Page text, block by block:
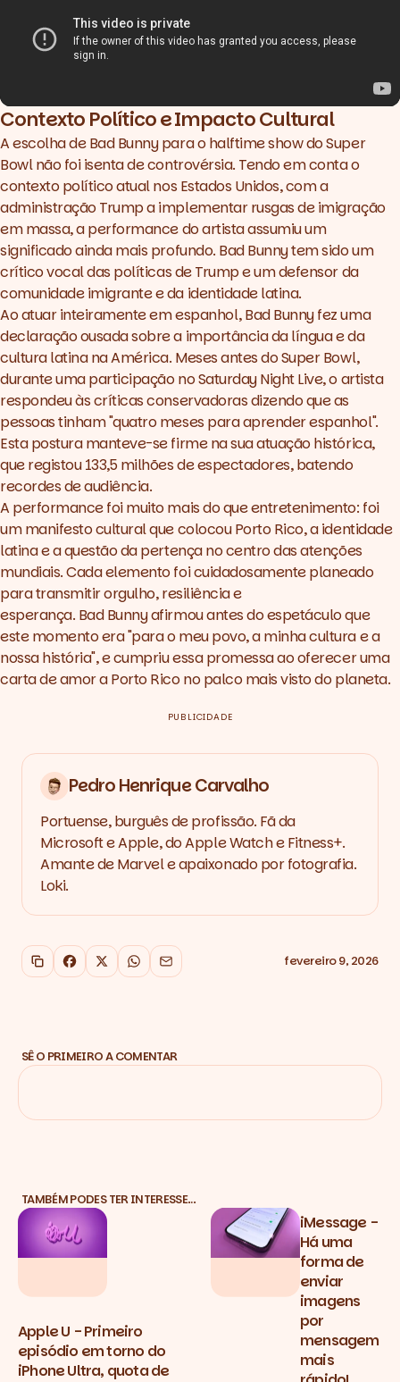
Contexto Político e Impacto Cultural
A escolha de Bad Bunny para o halftime show do Super
Bowl não foi isenta de controvérsia. Tendo em conta o
contexto político atual nos Estados Unidos, com a
administração Trump a implementar rusgas de imigração
em massa, aperformancedo artista assumiu um
significado ainda mais profundo. Bad Bunny tem sido um
crítico vocal das políticas de Trump e um defensor da
comunidade imigrante e da identidade latina.
Ao atuar inteiramente em espanhol, Bad Bunny fez uma
declaração ousada sobre a importância da língua e da
cultura latina na América. Meses antes do Super Bowl,
durante uma participação no Saturday Night Live, o artista
respondeu às críticas conservadoras dizendo que as
pessoas tinham "quatro meses para aprender espanhol".
Esta postura manteve-se firme na sua atuação histórica,
que registou 133,5 milhões de espectadores, batendo
recordes de audiência.
A performance foi muito mais do que entretenimento: foi
um manifesto cultural que colocou Porto Rico, a identidade
latina e a questão da pertença no centro das atenções
mundiais. Cada elemento foi cuidadosamente planeado
para transmitir orgulho, resiliência e
esperança. Bad Bunny afirmou antes do espetáculo que
este momento era "para o meu povo, a minha cultura e a
nossa história", e cumpriu essa promessa ao oferecer uma
carta de amor a Porto Rico no palco mais visto do planeta.
PUBLICIDADE
Pedro Henrique Carvalho
Portuense, burguês de profissão. Fã da
Microsoft e Apple, do Apple Watch e Fitness+.
Amante de Marvel e apaixonado por fotografia.
Loki.
Copiar link
Facebook
X WhatsApp
Email fevereiro 9, 2026
SÊ O PRIMEIRO A COMENTAR
TAMBÉM PODES TER INTERESSE…
Apple U - Primeiro
episódio em torno do
iPhone Ultra, quota de
iMessage -
Há uma
forma de
enviar
imagens
por
mensagem
mais